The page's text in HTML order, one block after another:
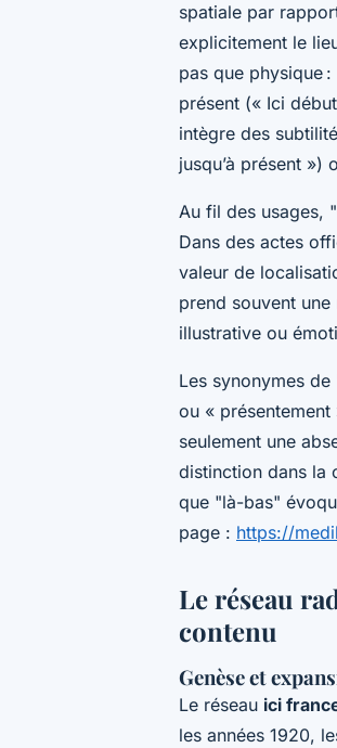
spatiale par
explicitement le
pas que physique
présent (« Ici
intègre des
jusqu’à présent »)
Au fil des usages,
Dans des actes
valeur de
prend souvent
illustrative ou
Les synonymes
ou «
seulement une
distinction dans la
que "là-bas"
page : https://
Le réseau
contenu
Genèse et
Le réseau ici
les années 1920,